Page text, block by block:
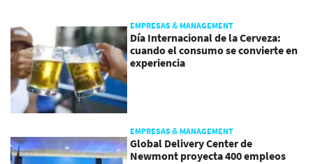
EMPRESAS & MANAGEMENT
Día Internacional de la Cerveza:
cuando el consumo se convierte en
experiencia
EMPRESAS & MANAGEMENT
Global Delivery Center de
Newmont proyecta 400 empleos